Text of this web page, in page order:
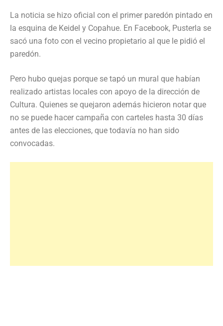
La noticia se hizo oficial con el primer paredón pintado en
la esquina de Keidel y Copahue. En Facebook, Pusterla se
sacó una foto con el vecino propietario al que le pidió el
paredón.
Pero hubo quejas porque se tapó un mural que habían
realizado artistas locales con apoyo de la dirección de
Cultura. Quienes se quejaron además hicieron notar que
no se puede hacer campaña con carteles hasta 30 días
antes de las elecciones, que todavía no han sido
convocadas.